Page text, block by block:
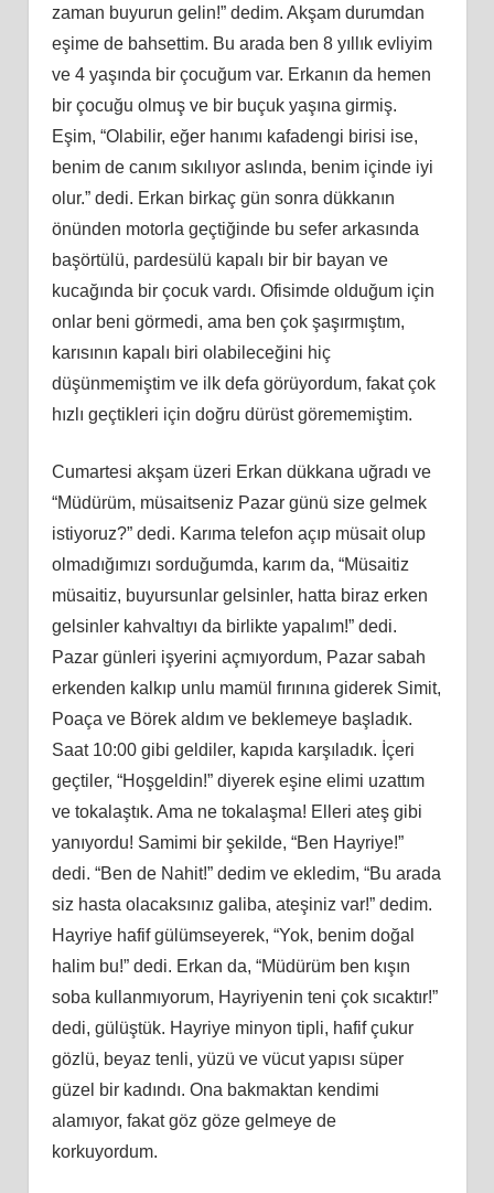
zaman buyurun gelin!” dedim. Akşam durumdan
eşime de bahsettim. Bu arada ben 8 yıllık evliyim
ve 4 yaşında bir çocuğum var. Erkanın da hemen
bir çocuğu olmuş ve bir buçuk yaşına girmiş.
Eşim, “Olabilir, eğer hanımı kafadengi birisi ise,
benim de canım sıkılıyor aslında, benim içinde iyi
olur.” dedi. Erkan birkaç gün sonra dükkanın
önünden motorla geçtiğinde bu sefer arkasında
başörtülü, pardesülü kapalı bir bir bayan ve
kucağında bir çocuk vardı. Ofisimde olduğum için
onlar beni görmedi, ama ben çok şaşırmıştım,
karısının kapalı biri olabileceğini hiç
düşünmemiştim ve ilk defa görüyordum, fakat çok
hızlı geçtikleri için doğru dürüst görememiştim.
Cumartesi akşam üzeri Erkan dükkana uğradı ve
“Müdürüm, müsaitseniz Pazar günü size gelmek
istiyoruz?” dedi. Karıma telefon açıp müsait olup
olmadığımızı sorduğumda, karım da, “Müsaitiz
müsaitiz, buyursunlar gelsinler, hatta biraz erken
gelsinler kahvaltıyı da birlikte yapalım!” dedi.
Pazar günleri işyerini açmıyordum, Pazar sabah
erkenden kalkıp unlu mamül fırınına giderek Simit,
Poaça ve Börek aldım ve beklemeye başladık.
Saat 10:00 gibi geldiler, kapıda karşıladık. İçeri
geçtiler, “Hoşgeldin!” diyerek eşine elimi uzattım
ve tokalaştık. Ama ne tokalaşma! Elleri ateş gibi
yanıyordu! Samimi bir şekilde, “Ben Hayriye!”
dedi. “Ben de Nahit!” dedim ve ekledim, “Bu arada
siz hasta olacaksınız galiba, ateşiniz var!” dedim.
Hayriye hafif gülümseyerek, “Yok, benim doğal
halim bu!” dedi. Erkan da, “Müdürüm ben kışın
soba kullanmıyorum, Hayriyenin teni çok sıcaktır!”
dedi, gülüştük. Hayriye minyon tipli, hafif çukur
gözlü, beyaz tenli, yüzü ve vücut yapısı süper
güzel bir kadındı. Ona bakmaktan kendimi
alamıyor, fakat göz göze gelmeye de
korkuyordum.